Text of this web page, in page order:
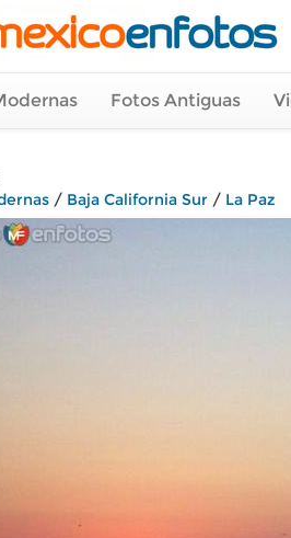
Fotos Antiguas
/ Baja California Sur / La Paz